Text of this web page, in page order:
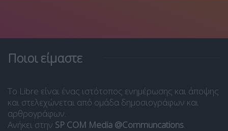
Ποιοι είμαστε
Το Libre είναι ένας ιστότοπος ενημέρωσης και άποψης
και στελεχώνεται από ομάδα δημοσιογράφων και
αρθρογράφων.
Ανήκει στην SP COM Media @Communcations.